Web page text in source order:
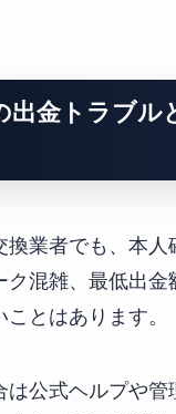
出金トラブル
換業者でも、本人
ク混雑、最低出金
とはあります。
は公式ヘルプや管